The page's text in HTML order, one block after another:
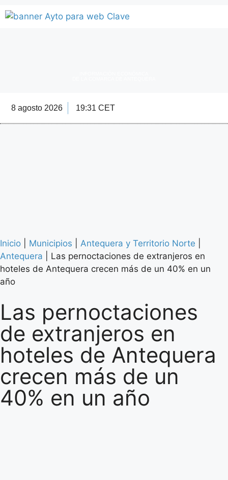
8 agosto 2026 19:31 CET
Inicio Municipios Antequera y Territorio Norte
Antequera
Las pernoctaciones de extranjeros en
hoteles de Antequera crecen más de un 40% en un
año
Las pernoctaciones
de extranjeros en
hoteles de Antequera
crecen más de un
40% en un año